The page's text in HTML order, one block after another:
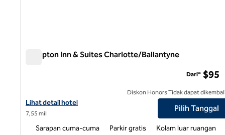
Hampton Inn & Suites Charlotte/Ballantyne
Lihat detail hotel untuk Hampton Inn & Suites Charlotte/
Lihat detail hotel
7,55 mil
Dari* $95
Diskon Honors Tidak dapat
Pilih Tanggal
Sarapan cuma-cuma Parkir gratis Kolam luar ruangan